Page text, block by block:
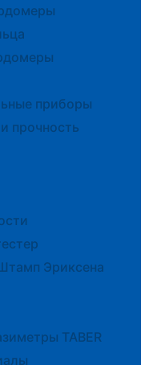
приборы
прочность
Эриксена
TABER